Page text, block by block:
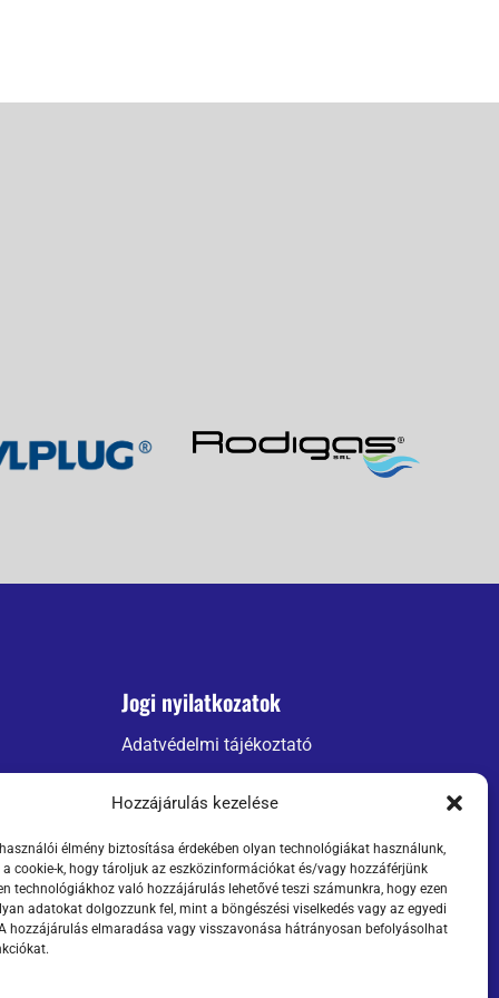
Hozzájárulás kezelése
élmény biztosítása érdekében olyan technológiákat használunk,
cookie-k, hogy tároljuk az eszközinformációkat és/vagy hozzáférjünk
technológiákhoz való hozzájárulás lehetővé teszi számunkra, hogy ezen
adatokat dolgozzunk fel, mint a böngészési viselkedés vagy az egyedi
hozzájárulás elmaradása vagy visszavonása hátrányosan befolyásolhat
Jogi nyilatkozatok
Adatvédelmi tájékoztató
ÁSZF
Szállítási információk